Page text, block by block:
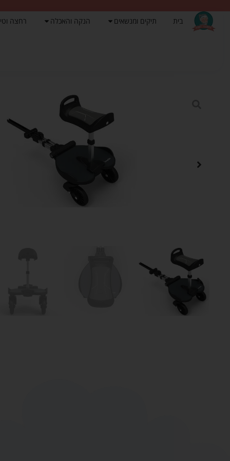
בית תיקים ומנשאים הנקה והאכלה רחצה